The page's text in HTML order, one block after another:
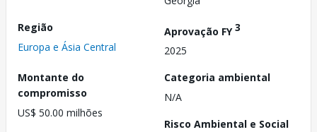
Região
Europa e Ásia Central
Aprovação FY3
2025
Montante do
compromisso
US$ 50.00 milhões
Categoria ambiental
N/A
Risco Ambiental e Social